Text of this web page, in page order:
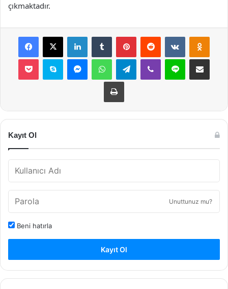
çıkmaktadır.
Facebook
X LinkedInTumblr PinterestReddit VKontakte
Pocket Skype MessengerWhatsAppTelegramViber Line E-Posta ile
Yazdır
Kayıt Ol
Unuttunuz mu?
Beni hatırla
Kayıt Ol